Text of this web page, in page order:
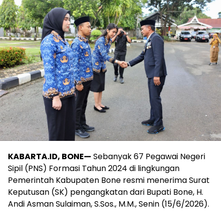
KABARTA.ID, BONE— Sebanyak 67 Pegawai Negeri
Sipil (PNS) Formasi Tahun 2024 di lingkungan
Pemerintah Kabupaten Bone resmi menerima Surat
Keputusan (SK) pengangkatan dari Bupati Bone, H.
Andi Asman Sulaiman, S.Sos., M.M., Senin (15/6/2026).